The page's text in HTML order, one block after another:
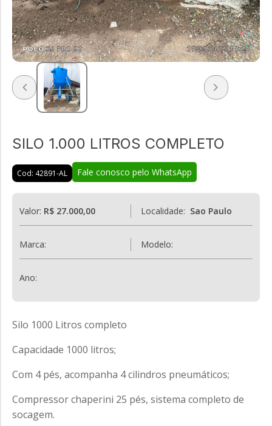
SILO 1.000 LITROS COMPLETO
Cod: 42891-AL Fale conosco pelo WhatsApp
Valor: R$ 27.000,00 Localidade: Sao Paulo
Marca: Modelo:
Ano:
Silo 1000 Litros completo
Capacidade 1000 litros;
Com 4 pés, acompanha 4 cilindros pneumáticos;
Compressor chaperini 25 pés, sistema completo de
socagem.